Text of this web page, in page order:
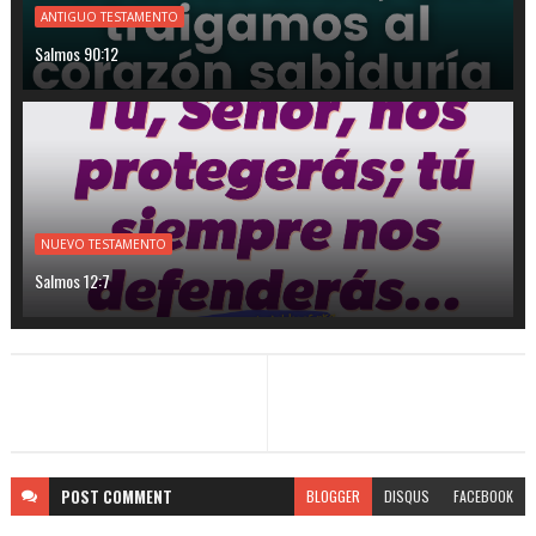
ANTIGUO TESTAMENTO
Salmos 90:12
NUEVO TESTAMENTO
Salmos 12:7
POST COMMENT BLOGGER DISQUS FACEBOOK